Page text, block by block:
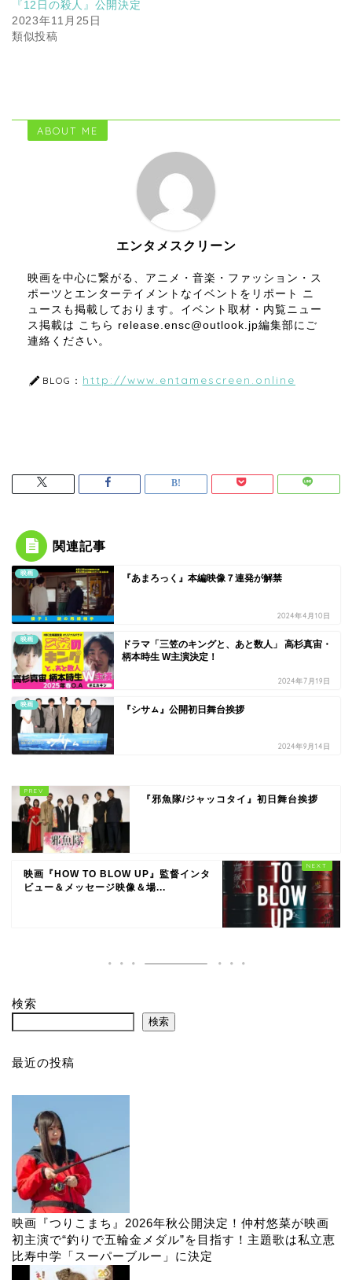
『12日の殺人』公開決定
2023年11月25日
類似投稿
ABOUT ME
エンタメスクリーン
映画を中心に繋がる、アニメ・音楽・ファッション・ス
ポーツとエンターテイメントなイベントをリポート ニ
ュースも掲載しております。イベント取材・内覧ニュー
ス掲載は こちら release.ensc@outlook.jp編集部にご
連絡ください。
BLOG： http://www.entamescreen.online
関連記事
映画 『あまろっく』本編映像７連発が解禁
2024年4月10日
映画
ドラマ「三笠のキングと、あと数人」 高杉真宙・
柄本時生 W主演決定！
2024年7月19日
映画 『シサㇺ』公開初日舞台挨拶
2024年9月14日
『邪魚隊/ジャッコタイ』初日舞台挨拶
映画『HOW TO BLOW UP』監督インタ
ビュー＆メッセージ映像＆場...
検索
検索
最近の投稿
映画『つりこまち』2026年秋公開決定！仲村悠菜が映画
初主演で“釣りで五輪金メダル”を目指す！主題歌は私立恵
比寿中学「スーパーブルー」に決定